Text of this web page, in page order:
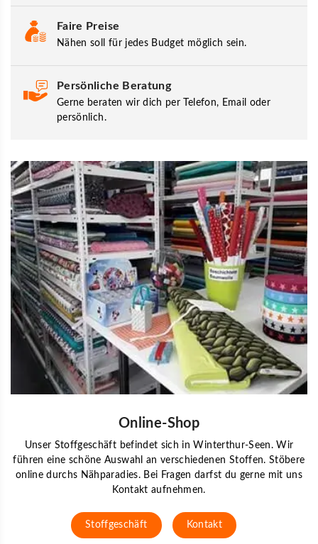
Faire Preise
Nähen soll für jedes Budget möglich sein.
Persönliche Beratung
Gerne beraten wir dich per Telefon, Email oder
persönlich.
Online-Shop
Unser Stoffgeschäft befindet sich in Winterthur-Seen. Wir
führen eine schöne Auswahl an verschiedenen Stoffen. Stöbere
online durchs Nähparadies. Bei Fragen darfst du gerne mit uns
Kontakt aufnehmen.
Stoffgeschäft Kontakt